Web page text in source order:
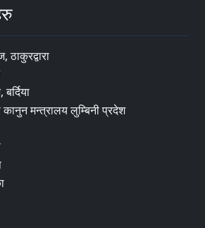
ठाकुरद्वारा
मन्त्रालय लुम्बिनी प्रदेश